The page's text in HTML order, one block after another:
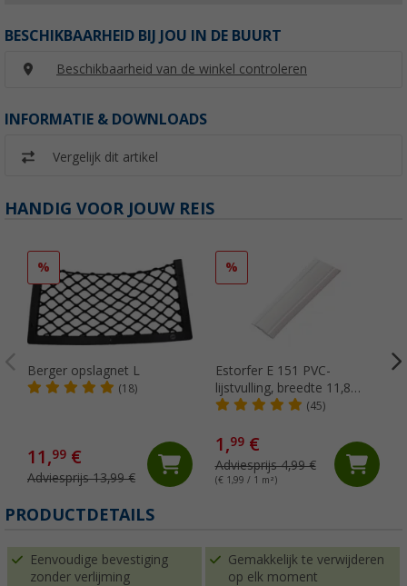
BESCHIKBAARHEID BIJ JOU IN DE BUURT
Beschikbaarheid van de winkel controleren
INFORMATIE & DOWNLOADS
Vergelijk dit artikel
HANDIG VOOR JOUW REIS
%
Berger opslagnet L
(18)
11,99 €
Adviesprijs 13,99 €
%
Estorfer E 151 PVC-
lijstvulling, breedte 11,8
mm, per meter, wit
(45)
1,99€
Adviesprijs 4,99 €
(€ 1,99 / 1 m²)
PRODUCTDETAILS
Eenvoudige bevestiging
zonder verlijming
Gemakkelijk te verwijderen
op elk moment